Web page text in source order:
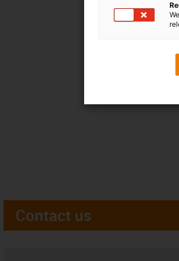
Contact us